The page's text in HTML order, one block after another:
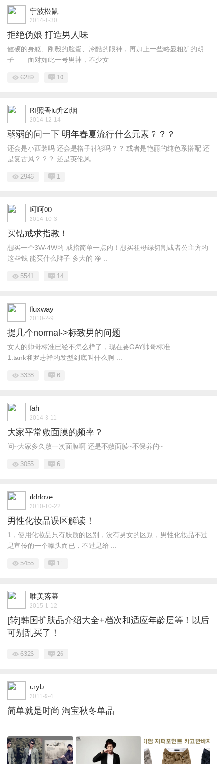
宁波松鼠
2014-1-30
拒绝伪娘 打造男人味
健硕的身躯、刚毅的脸蛋、冷酷的眼神，再加上一些略显粗犷的胡
子……面对如此一号男神，不少女 ...
6289 10
RI照香lu升Zi烟
2014-12-14
弱弱的问一下 明年春夏流行什么元素？？？
还会是小西装吗 还会是格子衬衫吗？？ 或者是艳丽的纯色系搭配 还
是复古风？？？ 还是英伦风 ...
2946 1
呵呵00
2014-10-3
买钻戒求指教！
想买一个3W-4W的 戒指简单一点的！想买祖母绿切割或者公主方的
这些钱 能买什么牌子 多大的 净 ...
5541 14
fluxway
2010-2-9
提几个normal->标致男的问题
女人的帅哥标准已经不怎么样了，现在要GAY帅哥标准…………
1.tank和罗志祥的发型到底叫什么啊 ...
3338 6
fah
2014-3-11
大家平常敷面膜的频率？
问~大家多久敷一次面膜啊 还是不敷面膜~不保养的~
3055 6
ddrlove
2010-10-22
男性化妆品误区解读！
1，使用化妆品只有肤质的区别，没有男女的区别，男性化妆品不过
是宣传的一个噱头而已，不过是给 ...
5455 11
唯美落幕
2015-1-12
[转]韩国护肤品介绍大全+档次和适应年龄层等！以后
可别乱买了！
6326 26
cryb
2011-9-4
简单就是时尚 淘宝秋冬单品